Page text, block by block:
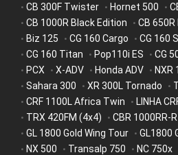
• CB 300F Twister • Hornet 500 •
• CB 1000R Black Edition • CB
• Biz 125 • CG 160 Cargo • CG 160
• CG 160 Titan • Pop110i ES • CG
• PCX • X-ADV • Honda ADV • NXR
• Sahara 300 • XR 300L Tornado •
• CRF 1100L Africa Twin • LINHA
• TRX 420FM (4x4) • CBR 1000RR-
• GL 1800 Gold Wing Tour • GL1800
• NX 500 • Transalp 750 • NC 750x